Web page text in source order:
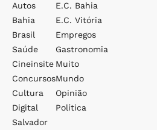
Autos
Bahia
Brasil
Saúde
Cineinsite
Concursos
Cultura
Digital
Salvador
E.c. Bahia
E.c. Vitória
Empregos
Gastronomia
Muito
Mundo
Opinião
Política